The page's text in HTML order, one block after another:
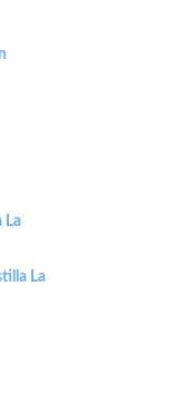
La
La